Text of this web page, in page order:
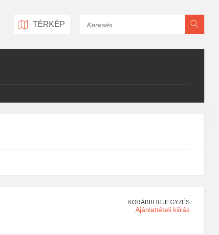
TÉRKÉP
KORÁBBI BEJEGYZÉS
Ajánlattételi kiírás